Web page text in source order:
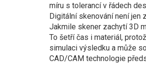
míru s tolerancí v řádech
Digitální skenování není jen
Jakmile skener zachytí 3D
To šetří čas i materiál,
simulaci výsledku a může
CAD/CAM technologie